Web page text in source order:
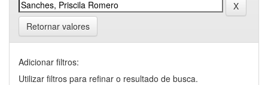
Retornar valores
Adicionar filtros:
Utilizar filtros para refinar o resultado de busca.